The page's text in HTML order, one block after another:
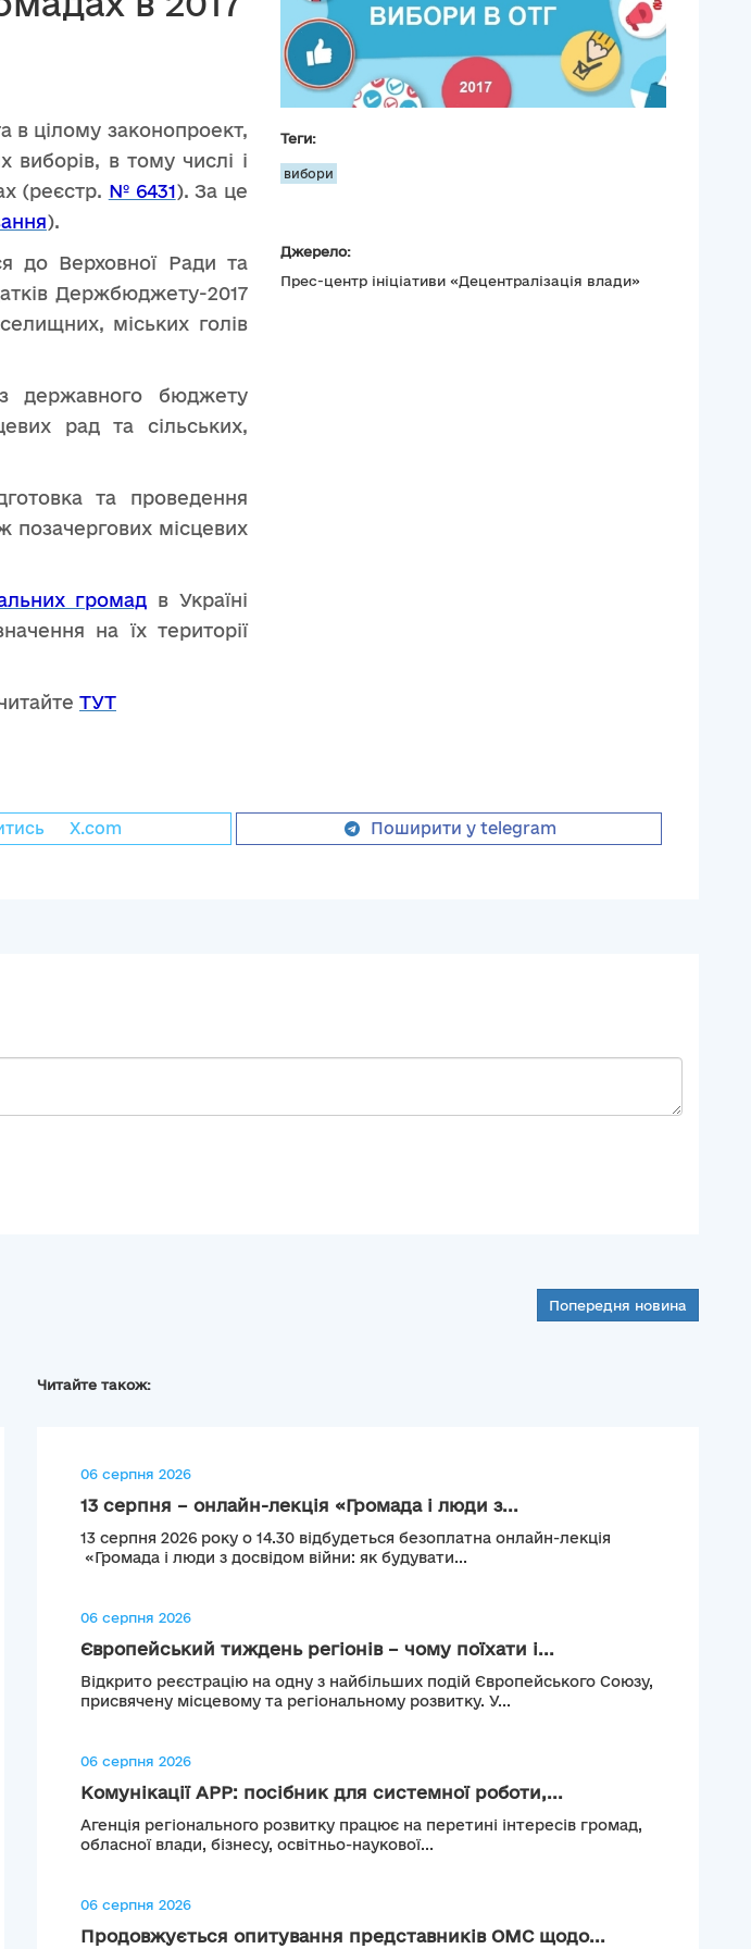
в цілому законопроект,
виборів, в тому числі і
(реєстр. № 6431). За це
).
до Верховної Ради та
Держбюджету-2017
міських голів
державного бюджету
рад та сільських,
та проведення
позачергових місцевих
громад в Україні
на їх території
ТУТ
Теги:
вибори
Джерело:
Прес-центр ініціативи «Децентралізація влади»
X.com Поширити у telegram
Попередня новина
Читайте також:
06 серпня 2026
13 серпня – онлайн-лекція «Громада і люди з...
13 серпня 2026 року о 14.30 відбудеться безоплатна онлайн-лекція
«Громада і люди з досвідом війни: як будувати...
06 серпня 2026
Європейський тиждень регіонів – чому поїхати і...
Відкрито реєстрацію на одну з найбільших подій Європейського Союзу,
присвячену місцевому та регіональному розвитку. У...
06 серпня 2026
Комунікації АРР: посібник для системної роботи,...
Агенція регіонального розвитку працює на перетині інтересів громад,
обласної влади, бізнесу, освітньо-наукової...
06 серпня 2026
Продовжується опитування представників ОМС щодо...